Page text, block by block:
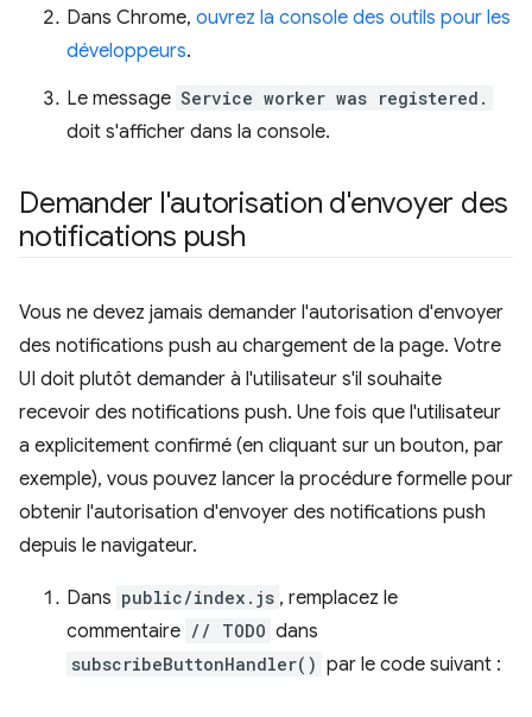
Dans Chrome, ouvrez la console des outils pour les
développeurs.
Le message Service worker was registered.
doit s'afficher dans la console.
Demander l'autorisation d'envoyer des
notifications push
Vous ne devez jamais demander l'autorisation d'envoyer
des notifications push au chargement de la page. Votre
UI doit plutôt demander à l'utilisateur s'il souhaite
recevoir des notifications push. Une fois que l'utilisateur
a explicitement confirmé (en cliquant sur un bouton, par
exemple), vous pouvez lancer la procédure formelle pour
obtenir l'autorisation d'envoyer des notifications push
depuis le navigateur.
Dans public/index.js , remplacez le
commentaire // TODO dans
subscribeButtonHandler() par le code suivant :